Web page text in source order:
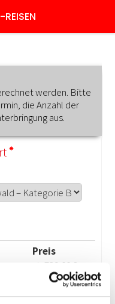
-REISEN